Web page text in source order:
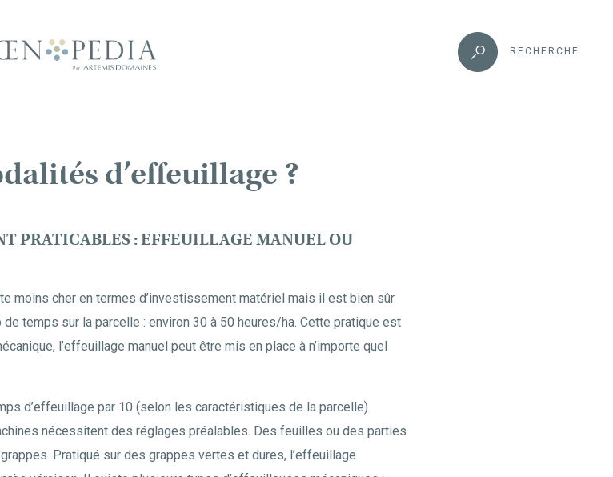
RECHERCHE
d’effeuillage ?
PRATICABLES : EFFEUILLAGE MANUEL OU
moins cher en termes d’investissement matériel mais il est bien sûr
temps sur la parcelle : environ 30 à 50 heures/ha. Cette pratique est
l’effeuillage manuel peut être mis en place à n’importe quel
d’effeuillage par 10 (selon les caractéristiques de la parcelle).
nécessitent des réglages préalables. Des feuilles ou des parties
Pratiqué sur des grappes vertes et dures, l’effeuillage